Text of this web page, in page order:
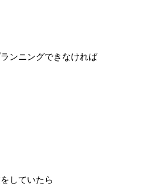
ンニングできなければ
していたら